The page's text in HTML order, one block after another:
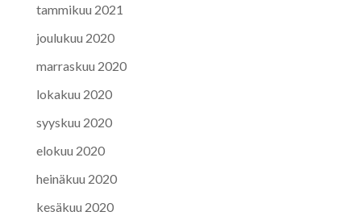
tammikuu 2021
joulukuu 2020
marraskuu 2020
lokakuu 2020
syyskuu 2020
elokuu 2020
heinäkuu 2020
kesäkuu 2020